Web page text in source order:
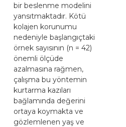
bir beslenme modelini
yansıtmaktadır. Kötü
kolajen korunumu
nedeniyle başlangıçtaki
örnek sayısının (n = 42)
önemli ölçüde
azalmasına rağmen,
çalışma bu yöntemin
kurtarma kazıları
bağlamında değerini
ortaya koymakta ve
gözlemlenen yaş ve